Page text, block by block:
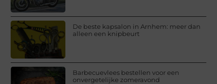
De beste kapsalon in Arnhem: meer dan
alleen een knipbeurt
Barbecuevlees bestellen voor een
onvergetelijke zomeravond